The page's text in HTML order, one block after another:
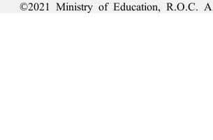
©2021 Ministry of Education, R.O.C.